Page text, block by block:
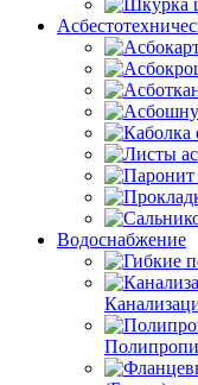
Водоснабжение